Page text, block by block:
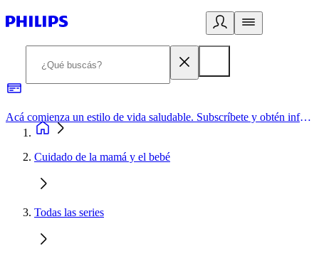
Acá comienza un estilo de vida saludable. Subscríbete y obtén información de primera mano
Cuidado de la mamá y el bebé
Todas las series